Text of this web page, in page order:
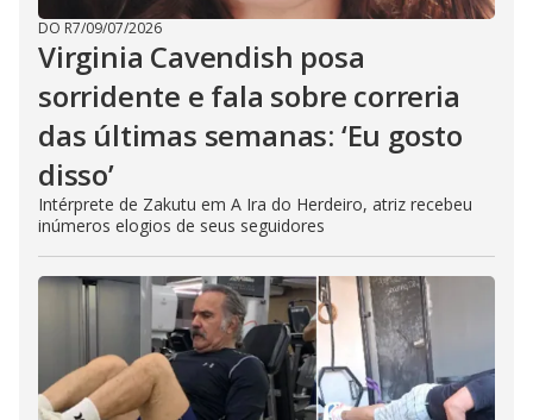
DO R7/09/07/2026
Virginia Cavendish posa
sorridente e fala sobre correria
das últimas semanas: ‘Eu gosto
disso’
Intérprete de Zakutu em A Ira do Herdeiro, atriz recebeu
inúmeros elogios de seus seguidores